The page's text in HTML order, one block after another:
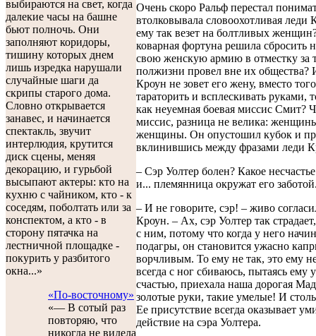
выбираются на свет, когда
далекие часы на башне
бьют полночь. Они
заполняют коридоры,
тишину которых днем
лишь изредка нарушали
случайные шаги да
скрипы старого дома.
Словно открывается
занавес, и начинается
спектакль, звучит
интерлюдия, крутится
диск сцены, меняя
декорацию, и гурьбой
высыпают актеры: кто на
кухню с чайником, кто - к
соседям, поболтать или за
конспектом, а кто - в
сторону пятачка на
лестничной площадке -
покурить у разбитого
окна...»
«По-восточному»
«— В сотый раз
повторяю, что
никогда не видела
Очень скоро Ральф перестал
втолковывала словоохотливая леди
ему так везет на болтливых
коварная фортуна решила сбросить
свою женскую армию в отместку за
полжизни провел вне их общества?
Кроун не зовет его жену, вместо
тараторить и всплескивать руками,
как неуемная боевая миссис Смит?
миссис, разница не велика:
женщины. Он опустошил кубок и
вклинившись между фразами леди
– Сэр Уолтер болен? Какое
и... племянница окружат его
– И не говорите, сэр! – живо
Кроун. – Ах, сэр Уолтер так
с ним, потому что когда у него
подагры, он становится ужасно
ворчливым. То ему не так, это ему
всегда с ног сбиваюсь, пытаясь ему
счастью, приехала наша дорогая
золотые руки, такие умелые! И
Ее присутствие всегда оказывает
действие на сэра Уолтера.